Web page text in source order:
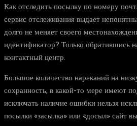
Как отследить посылку по номеру
сервис отслеживания выдает
долго не меняет своего
идентификатор? Только обратившись
контактный центр.
Большое количество нареканий на
сохранность, в какой-то мере имеют
исключать наличие ошибки нельзя
посылки «засылка» или «досыл» сайт